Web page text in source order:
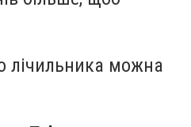
лічильника можна